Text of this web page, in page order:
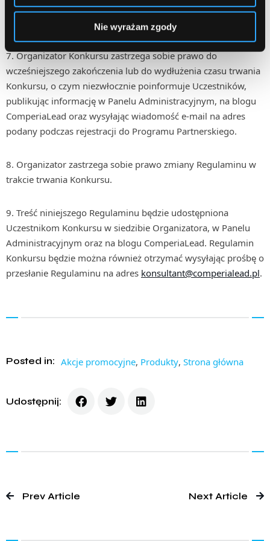
Nie wyrażam zgody
Organizator przesyła Uczestnikowi na adres e-mail, z którego
wysłana została reklamacja.
Organizator Konkursu zastrzega sobie prawo do
wcześniejszego zakończenia lub do wydłużenia czasu trwania
Konkursu, o czym niezwłocznie poinformuje Uczestników,
publikując informację w Panelu Administracyjnym, na blogu
ComperiaLead oraz wysyłając wiadomość e-mail na adres
podany podczas rejestracji do Programu Partnerskiego.
Organizator zastrzega sobie prawo zmiany Regulaminu w
trakcie trwania Konkursu.
Treść niniejszego Regulaminu będzie udostępniona
Uczestnikom Konkursu w siedzibie Organizatora, w Panelu
Administracyjnym oraz na blogu ComperiaLead. Regulamin
Konkursu będzie można również otrzymać wysyłając prośbę o
przesłanie Regulaminu na adres konsultant@comperialead.pl.
Posted in: Akcje promocyjne, Produkty, Strona główna
Udostępnij:
Prev Article Next Article